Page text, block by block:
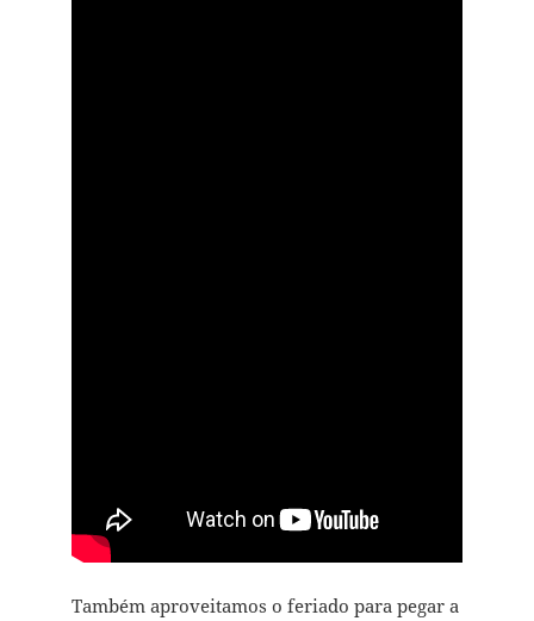
Também aproveitamos o feriado para pegar a